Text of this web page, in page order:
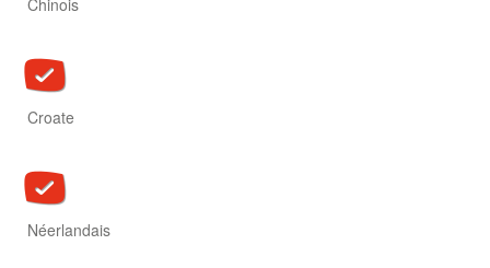
Chinois
Croate
Néerlandais